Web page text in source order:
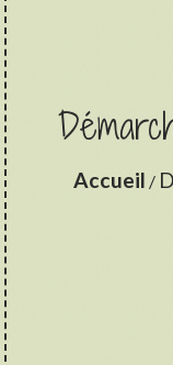
Accueil /